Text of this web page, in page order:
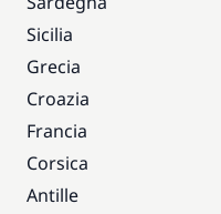
Sicilia
Grecia
Croazia
Francia
Corsica
Antille